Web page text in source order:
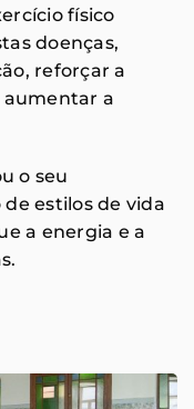
físico
doenças,
reforçar a
aumentar a
o seu
estilos de vida
a energia e a